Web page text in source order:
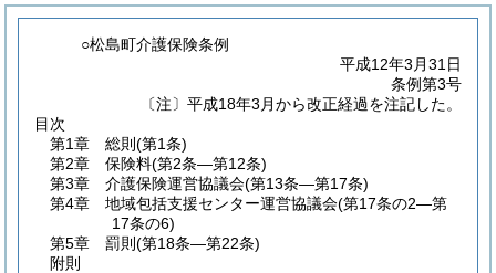
○松島町介護保険条例
平成12年3月31日
条例第3号
〔注〕平成18年3月から改正経過を注記した。
目次
第1章
総則 (第1条)
第2章
保険料(第2条―第12条)
第3章
介護保険運営協議会(第13条―第17条)
第4章
地域包括支援センター運営協議会(第17条の2―第
17条の6)
第5章
罰則 (第18条―第22条)
附則